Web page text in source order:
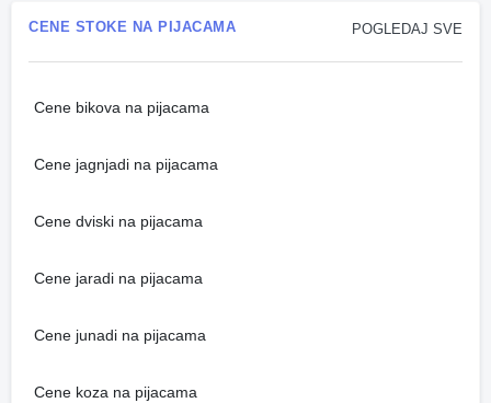
POGLEDAJ SVE
CENE STOKE NA PIJACAMA
Cene bikova na pijacama
Cene jagnjadi na pijacama
Cene dviski na pijacama
Cene jaradi na pijacama
Cene junadi na pijacama
Cene koza na pijacama